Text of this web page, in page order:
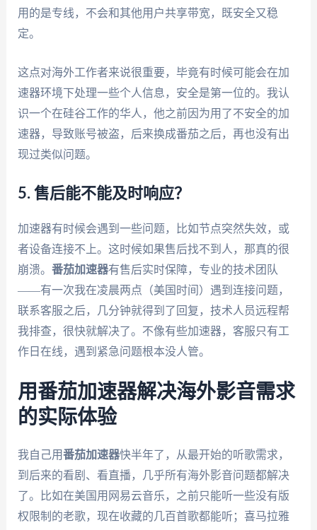
用的是专线，不会和其他用户共享带宽，既安全又稳
定。
这点对海外工作者来说很重要，毕竟有时候可能会在加
速器环境下处理一些个人信息，安全是第一位的。我认
识一个在硅谷工作的华人，他之前因为用了不安全的加
速器，导致账号被盗，后来换成番茄之后，再也没有出
现过类似问题。
5. 售后能不能及时响应？
加速器有时候会遇到一些问题，比如节点突然失效，或
者设备连接不上。这时候如果售后找不到人，那真的很
崩溃。 番茄加速器有售后实时保障，专业的技术团队
——有一次我在凌晨两点（美国时间）遇到连接问题，
联系客服之后，几分钟就得到了回复，技术人员远程帮
我排查，很快就解决了。不像有些加速器，客服只有工
作日在线，遇到紧急问题根本没人管。
用番茄加速器解决海外影音需求
的实际体验
我自己用番茄加速器快半年了，从最开始的听歌需求，
到后来的看剧、看直播，几乎所有海外影音问题都解决
了。比如在美国用网易云音乐，之前只能听一些没有版
权限制的老歌，现在收藏的几百首歌都能听；喜马拉雅